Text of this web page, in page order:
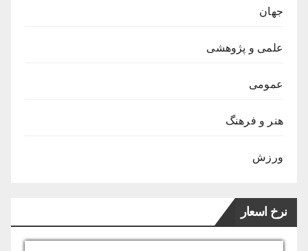
جهان
علمی و پژوهشی
عمومی
هنر و فرهنگ
ورزش
نرخ اسعار